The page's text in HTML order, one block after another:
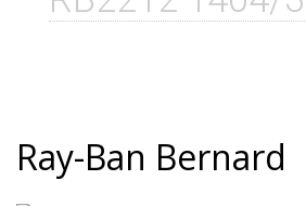
Ray-Ban Bernard